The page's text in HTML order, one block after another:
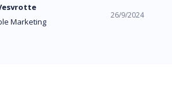
Marketing
26/9/2024